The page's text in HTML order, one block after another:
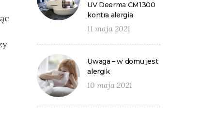
UV Deerma CM1300
kontra alergia
11 maja 2021
Uwaga – w domu jest
alergik
10 maja 2021